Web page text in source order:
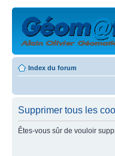
Index du forum
Supprimer tous les
Êtes-vous sûr de vouloir